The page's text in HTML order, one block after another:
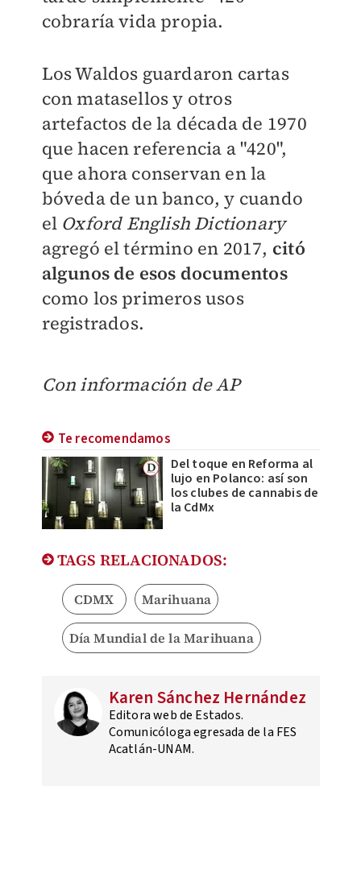
cobraría vida propia.
Los Waldos guardaron cartas
con matasellos y otros
artefactos de la década de 1970
que hacen referencia a "420",
que ahora conservan en la
bóveda de un banco, y cuando
el Oxford English Dictionary
agregó el término en 2017, citó
algunos de esos documentos
como los primeros usos
registrados.
Con información de AP
Te recomendamos
Del toque en Reforma al
lujo en Polanco: así son
los clubes de cannabis de
la CdMx
TAGS RELACIONADOS:
CDMX Marihuana
Día Mundial de la Marihuana
Karen Sánchez Hernández
Editora web de Estados.
Comunicóloga egresada de la FES
Acatlán-UNAM.